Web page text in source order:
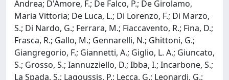
Andrea; D'Amore, F.; De Falco, P.; De Girolamo,
Maria Vittoria; De Luca, L.; Di Lorenzo, F.; Di Marzo,
S.; Di Nardo, G.; Ferrara, M.; Fiaccavento, R.; Fina, D.;
Frasca, R.; Gallo, M.; Gennarelli, N.; Ghittoni, G.;
Giangregorio, F.; Giannetti, A.; Giglio, L. A.; Giuncato,
S.; Grosso, S.; Iannuzziello, D.; Ibba, I.; Incarbone, S.;
La Spada, S.; Lagoussis, P.; Lecca, G.; Leonardi, G.;